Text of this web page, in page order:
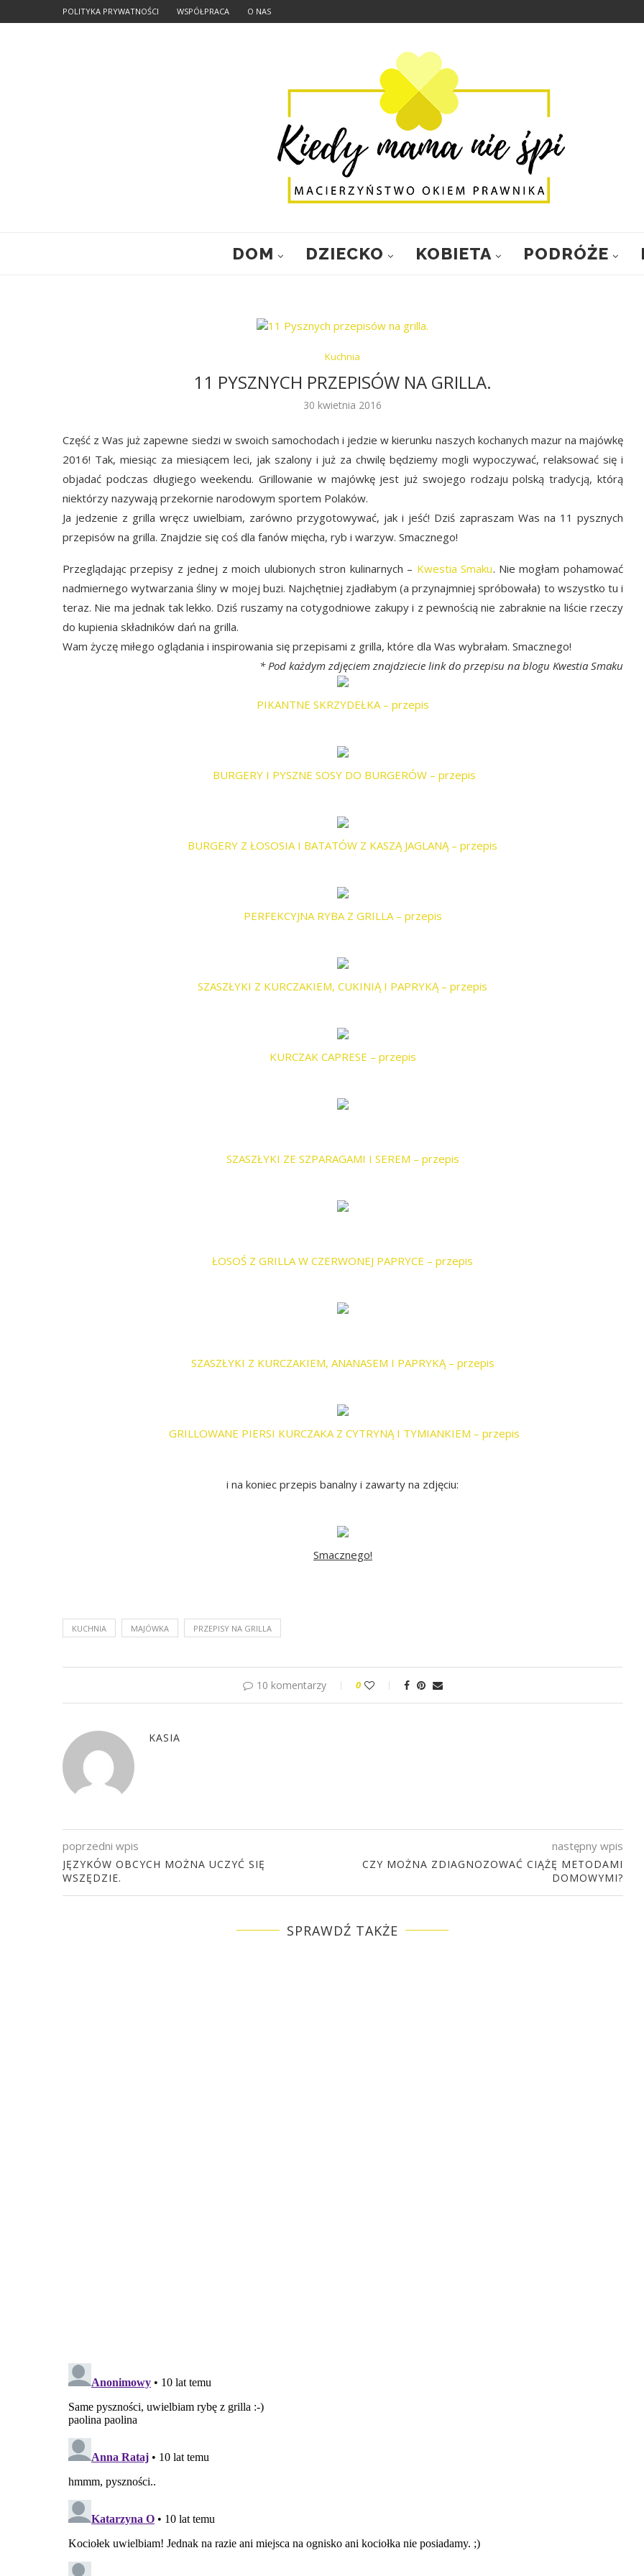
POLITYKA PRYWATNOŚCI WSPÓŁPRACA O NAS
DOM DZIECKO KOBIETA PODRÓŻE
Kuchnia
11 PYSZNYCH PRZEPISÓW NA GRILLA.
30 kwietnia 2016
Część z Was już zapewne siedzi w swoich samochodach i jedzie w kierunku naszych kochanych mazur na majówkę
2016! Tak, miesiąc za miesiącem leci, jak szalony i już za chwilę będziemy mogli wypoczywać, relaksować się i
objadać podczas długiego weekendu. Grillowanie w majówkę jest już swojego rodzaju polską tradycją, którą
niektórzy nazywają przekornie narodowym sportem Polaków.
Ja jedzenie z grilla wręcz uwielbiam, zarówno przygotowywać, jak i jeść! Dziś zapraszam Was na 11 pysznych
przepisów na grilla. Znajdzie się coś dla fanów mięcha, ryb i warzyw. Smacznego!
Przeglądając przepisy z jednej z moich ulubionych stron kulinarnych – Kwestia Smaku. Nie mogłam pohamować
nadmiernego wytwarzania śliny w mojej buzi. Najchętniej zjadłabym (a przynajmniej spróbowała) to wszystko tu i
teraz. Nie ma jednak tak lekko. Dziś ruszamy na cotygodniowe zakupy i z pewnością nie zabraknie na liście rzeczy
do kupienia składników dań na grilla.
Wam życzę miłego oglądania i inspirowania się przepisami z grilla, które dla Was wybrałam. Smacznego!
* Pod każdym zdjęciem znajdziecie link do przepisu na blogu Kwestia Smaku
PIKANTNE SKRZYDEŁKA – przepis
BURGERY I PYSZNE SOSY DO BURGERÓW – przepis
BURGERY Z ŁOSOSIA I BATATÓW Z KASZĄ JAGLANĄ – przepis
PERFEKCYJNA RYBA Z GRILLA – przepis
SZASZŁYKI Z KURCZAKIEM, CUKINIĄ I PAPRYKĄ – przepis
KURCZAK CAPRESE – przepis
SZASZŁYKI ZE SZPARAGAMI I SEREM – przepis
ŁOSOŚ Z GRILLA W CZERWONEJ PAPRYCE – przepis
SZASZŁYKI Z KURCZAKIEM, ANANASEM I PAPRYKĄ – przepis
GRILLOWANE PIERSI KURCZAKA Z CYTRYNĄ I TYMIANKIEM – przepis
i na koniec przepis banalny i zawarty na zdjęciu:
Smacznego!
KUCHNIA MAJÓWKA PRZEPISY NA GRILLA
10 komentarzy 0
KASIA
poprzedni wpis
JĘZYKÓW OBCYCH MOŻNA UCZYĆ SIĘ
WSZĘDZIE.
następny wpis
CZY MOŻNA ZDIAGNOZOWAĆ CIĄŻĘ METODAMI
DOMOWYMI?
SPRAWDŹ TAKŻE